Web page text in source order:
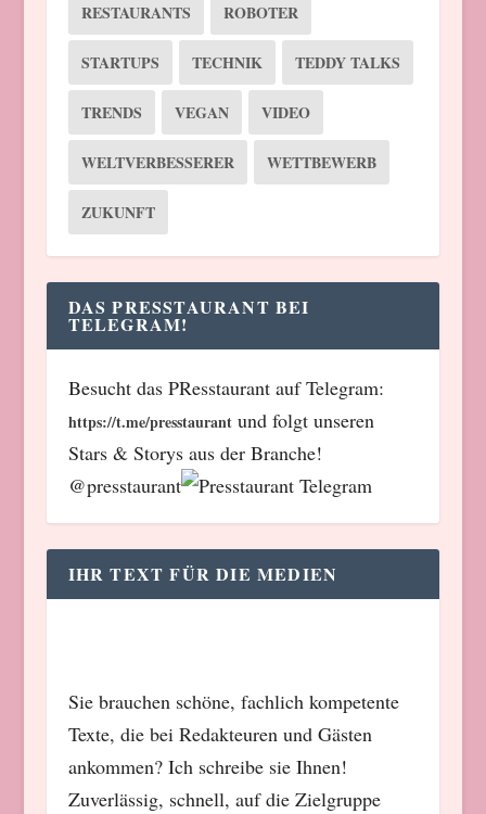
RESTAURANTS ROBOTER
STARTUPS TECHNIK TEDDY TALKS
TRENDS VEGAN VIDEO
WELTVERBESSERER WETTBEWERB
ZUKUNFT
DAS PRESSTAURANT BEI
TELEGRAM!
Besucht das PResstaurant auf Telegram:
https://t.me/presstaurantund folgt unseren
Stars & Storys aus der Branche!
@presstaurant
IHR TEXT FÜR DIE MEDIEN
Sie brauchen schöne, fachlich kompetente
Texte, die bei Redakteuren und Gästen
ankommen? Ich schreibe sie Ihnen!
Zuverlässig, schnell, auf die Zielgruppe